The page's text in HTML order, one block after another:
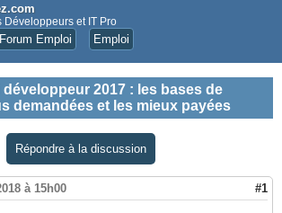
Développeurs et IT Pro
Forum Emploi Emploi
développeur 2017 : les bases de
demandées et les mieux payées
Répondre à la discussion
à 15h00 #1